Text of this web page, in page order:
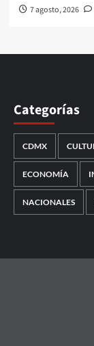
7 agosto, 2026
Categorías
CDMX
ECONOMÍA
NACIONALES